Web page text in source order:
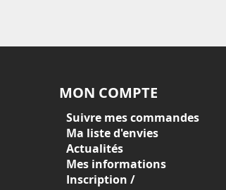
MON COMPTE
Suivre mes commandes
Ma liste d'envies
Actualités
Mes informations
Inscription /